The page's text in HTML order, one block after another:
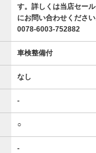
す。詳しくは当店セー
にお問い合わせくださ
0078‐6003-752882
車検整備付
なし
-
○
-